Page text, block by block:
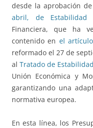
desde la aprobación
abril, de Estabilidad
Financiera, que ha
contenido en el
reformado el 27 de
alTratado de Estabilidad
Unión Económica y
garantizando una
normativa europea.
En esta línea, los